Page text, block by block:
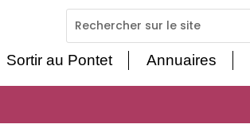
Sortir au Pontet Annuaires